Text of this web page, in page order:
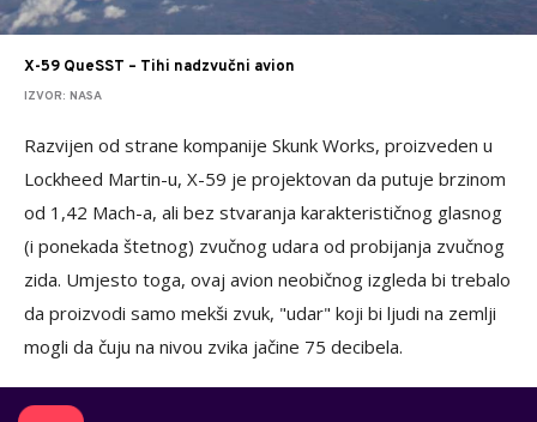
X-59 QueSST – Tihi nadzvučni avion
IZVOR: NASA
Razvijen od strane kompanije Skunk Works, proizveden u
Lockheed Martin-u, X-59 je projektovan da putuje brzinom
od 1,42 Mach-a, ali bez stvaranja karakterističnog glasnog
(i ponekada štetnog) zvučnog udara od probijanja zvučnog
zida. Umjesto toga, ovaj avion neobičnog izgleda bi trebalo
da proizvodi samo mekši zvuk, "udar" koji bi ljudi na zemlji
mogli da čuju na nivou zvika jačine 75 decibela.